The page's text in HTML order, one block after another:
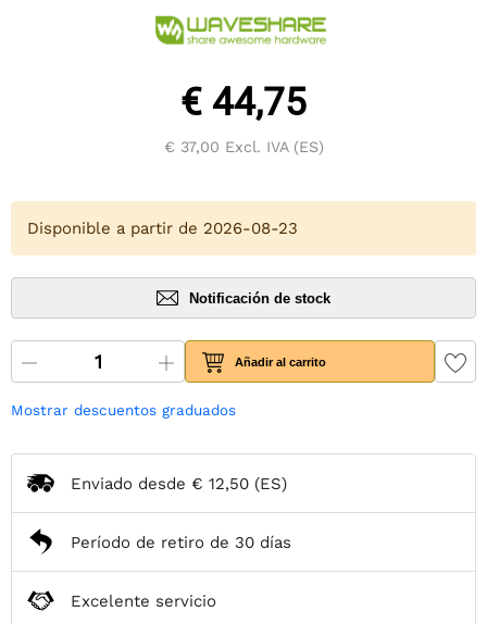
€ 44,75
€ 37,00 Excl. IVA (ES)
Disponible a partir de 2026-08-23
Notificación de stock
Añadir al carrito
Mostrar descuentos graduados
Enviado desde € 12,50 (ES)
Período de retiro de 30 días
Excelente servicio